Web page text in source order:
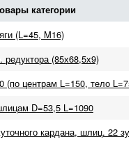
категории
(L=45, M16)
(85х68,5х9)
(по центрам L=150, тело
D=53,5 L=1090
кардана, шлиц. 22